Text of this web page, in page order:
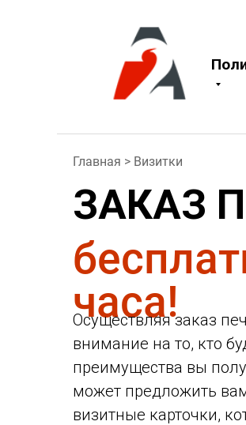
ЗАКАЗ
часа!
Осуществляя заказ
внимание на то, кто
преимущества вы
может предложить
визитные карточки,
Главная > Визитки